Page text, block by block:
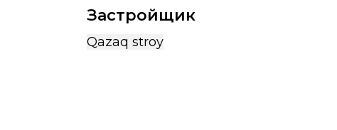
Застройщик
Qazaq stroy